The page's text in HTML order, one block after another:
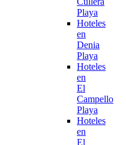
Playa
Hoteles
en
Denia
Playa
Hoteles
en
El
Campello
Playa
Hoteles
en
El